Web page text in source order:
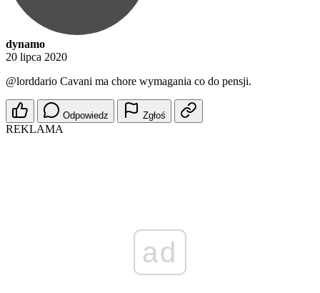
dynamo
20 lipca 2020
@lorddario Cavani ma chore wymagania co do pensji.
Odpowiedz Zgłoś
REKLAMA
ad